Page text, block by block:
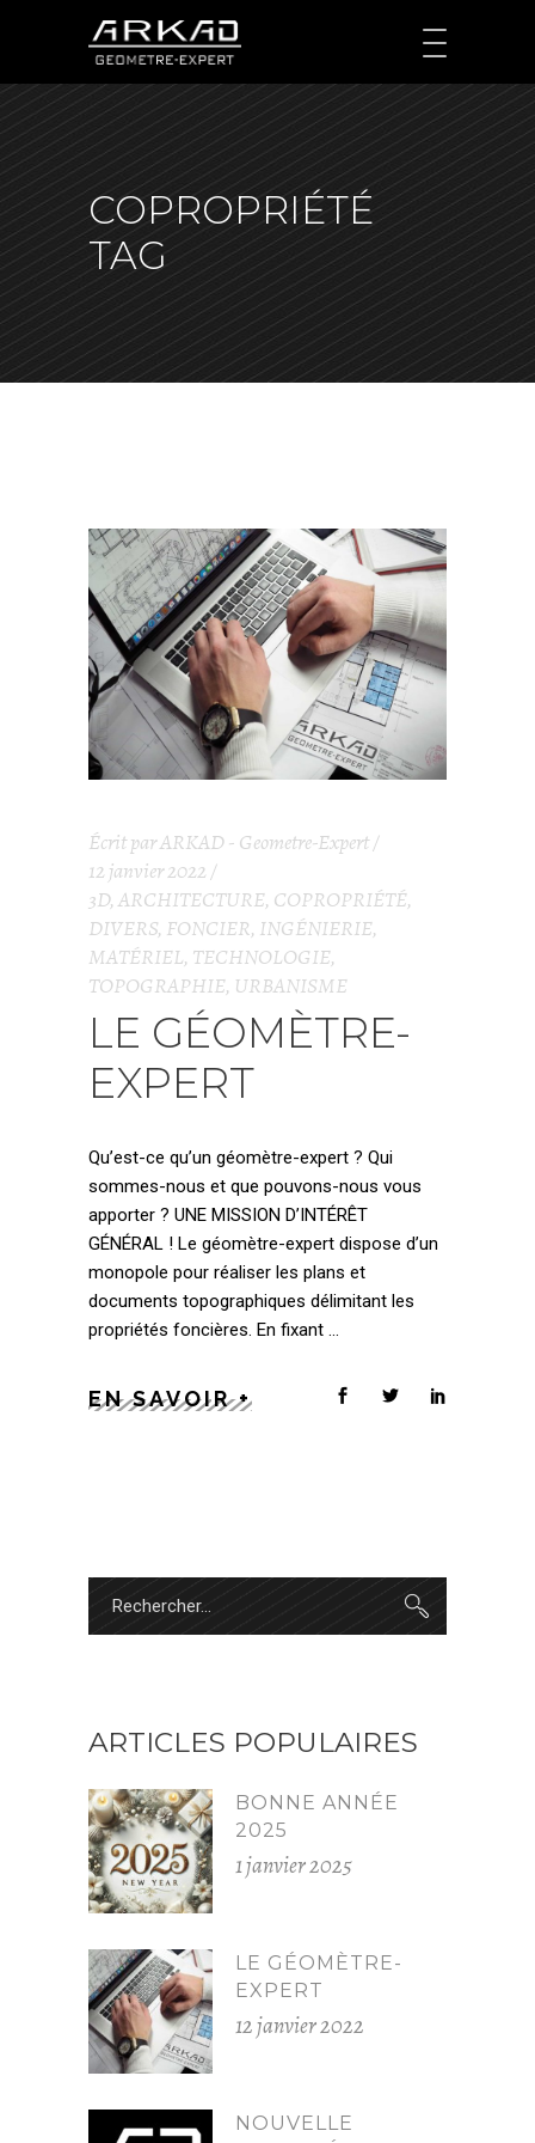
COPROPRIÉTÉ
TAG
Écrit parARKAD - Geometre-Expert
12 janvier 2022
3D, ARCHITECTURE, COPROPRIÉTÉ,
DIVERS, FONCIER, INGÉNIERIE,
MATÉRIEL, TECHNOLOGIE,
TOPOGRAPHIE, URBANISME
LE GÉOMÈTRE-
EXPERT
Qu’est-ce qu’un géomètre-expert ? Qui
sommes-nous et que pouvons-nous vous
apporter ? UNE MISSION D’INTÉRÊT
GÉNÉRAL ! Le géomètre-expert dispose d’un
monopole pour réaliser les plans et
documents topographiques délimitant les
propriétés foncières. En fixant
EN SAVOIR +
ARTICLES POPULAIRES
BONNE ANNÉE
2025
1 janvier 2025
LE GÉOMÈTRE-
EXPERT
12 janvier 2022
NOUVELLE